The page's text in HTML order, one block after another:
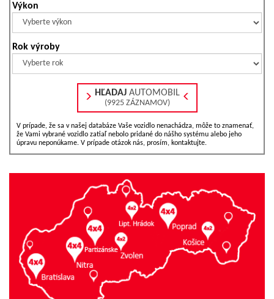
Výkon
Rok výroby
HĽADAJAUTOMOBIL
(9925 ZÁZNAMOV)
V prípade, že sa v našej databáze Vaše vozidlo nenachádza, môže to znamenať,
že Vami vybrané vozidlo zatiaľ nebolo pridané do nášho systému alebo jeho
úpravu neponúkame. V prípade otázok nás, prosím, kontaktujte.